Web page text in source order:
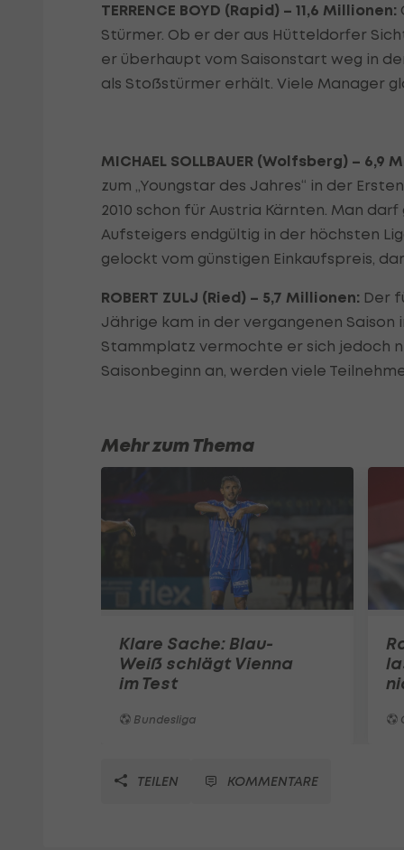
TERRENCE BOYD (Rapid) – 11,6 Millionen:
Stürmer. Ob er der aus Hütteldorfer
er überhaupt vom Saisonstart weg in
als Stoßstürmer erhält. Viele Manager
MICHAEL SOLLBAUER (Wolfsberg) – 6,9
zum „Youngstar des Jahres“ in der
2010 schon für Austria Kärnten. Man
Aufsteigers endgültig in der höchsten
gelockt vom günstigen Einkaufspreis,
ROBERT ZULJ (Ried) – 5,7 Millionen: Der
Jährige kam in der vergangenen
Stammplatz vermochte er sich jedoch
Saisonbeginn an, werden viele
Mehr zum Thema
Klare Sache: Blau-
Weiß schlägt Vienna
im Test
Bundesliga
TEILEN KOMMENTARE